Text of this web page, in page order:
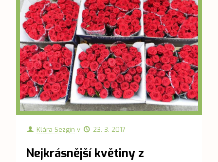
Klára Sezgin v 23. 3. 2017
Nejkrásnější květiny z